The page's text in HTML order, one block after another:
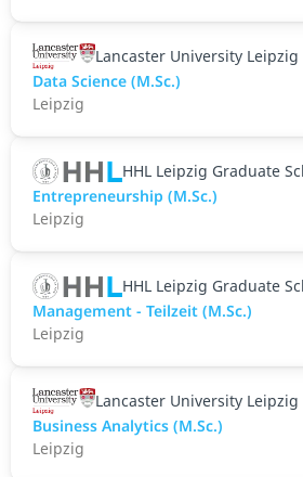
Lancaster University Leipzig
Data Science (M.Sc.)
Leipzig
HHL Leipzig Graduate
Entrepreneurship (M.Sc.)
Leipzig
HHL Leipzig Graduate
Management - Teilzeit (M.Sc.)
Leipzig
Lancaster University Leipzig
Business Analytics (M.Sc.)
Leipzig